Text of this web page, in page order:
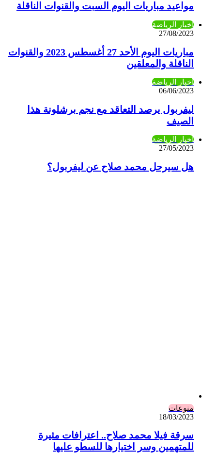
مواعيد مباريات اليوم السبت والقنوات الناقلة
أخبار الرياضة
27/08/2023
مباريات اليوم الأحد 27 أغسطس 2023 والقنوات
الناقلة والمعلقين
أخبار الرياضة
06/06/2023
ليفربول يرصد التعاقد مع نجم برشلونة هذا
الصيف
أخبار الرياضة
27/05/2023
هل سيرحل محمد صلاح عن ليفربول؟
منوعات
18/03/2023
سرقة فيلا محمد صلاح.. اعترافات مثيرة
للمتهمين وسر اختيارها للسطو عليها